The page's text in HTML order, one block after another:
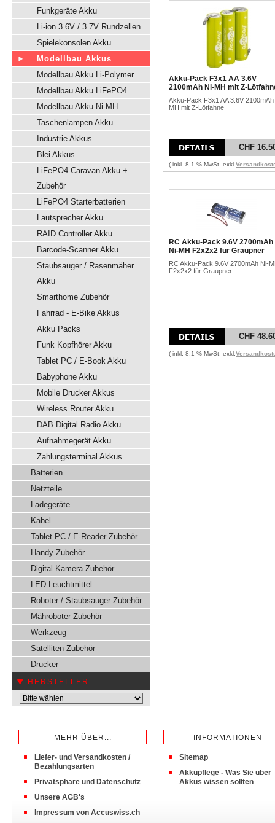
Funkgeräte Akku
Li-ion 3.6V / 3.7V Rundzellen
Spielekonsolen Akku
Modellbau Akkus
Modellbau Akku Li-Polymer
Modellbau Akku LiFePO4
Modellbau Akku Ni-MH
Taschenlampen Akku
Industrie Akkus
Blei Akkus
LiFePO4 Caravan Akku +
Zubehör
LiFePO4 Starterbatterien
Lautsprecher Akku
RAID Controller Akku
Barcode-Scanner Akku
Staubsauger / Rasenmäher
Akku
Smarthome Zubehör
Fahrrad - E-Bike Akkus
Akku Packs
Funk Kopfhörer Akku
Tablet PC / E-Book Akku
Babyphone Akku
Mobile Drucker Akkus
Wireless Router Akku
DAB Digital Radio Akku
Aufnahmegerät Akku
Zahlungsterminal Akkus
Batterien
Netzteile
Ladegeräte
Kabel
Tablet PC / E-Reader Zubehör
Handy Zubehör
Digital Kamera Zubehör
LED Leuchtmittel
Roboter / Staubsauger Zubehör
Mähroboter Zubehör
Werkzeug
Satelliten Zubehör
Drucker
HERSTELLER
Akku-Pack F3x1 AA 3.6V
2100mAh Ni-MH mit Z-
Akku-Pack F3x1 AA 3.6V 2100mAh
MH mit Z-Lötfahne
CHF
( inkl. 8.1 % MwSt. exkl.
RC Akku-Pack 9.6V 2700mAh
Ni-MH F2x2x2 für Graupner
RC Akku-Pack 9.6V 2700mAh Ni-
F2x2x2 für Graupner
CHF
( inkl. 8.1 % MwSt. exkl.
MEHR ÜBER...
Liefer- und Versandkosten /
Bezahlungsarten
Privatsphäre und Datenschutz
Unsere AGB's
Impressum von Accuswiss.ch
INFORMATIONEN
Sitemap
Akkupflege - Was Sie über
Akkus wissen sollten